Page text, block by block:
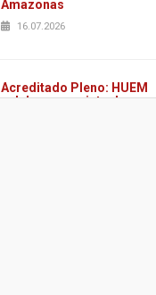
Amazonas
16.07.2026
Acreditado Pleno: HUEM
celebra conquista de